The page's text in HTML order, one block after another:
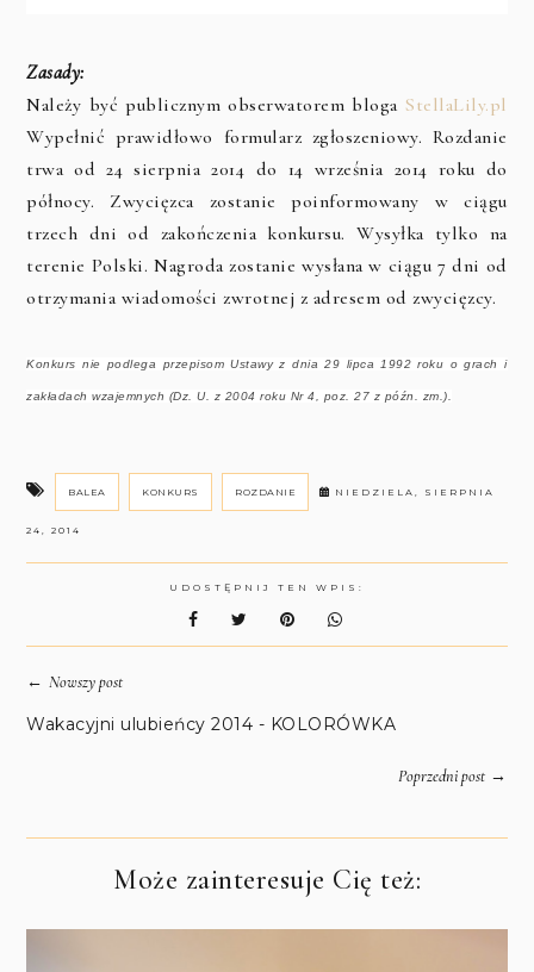
Zasady:
Należy być publicznym obserwatorem bloga StellaLily.pl
Wypełnić prawidłowo formularz zgłoszeniowy. Rozdanie
trwa od 24 sierpnia 2014 do 14 września 2014 roku do
północy. Zwycięzca zostanie poinformowany w ciągu
trzech dni od zakończenia konkursu. Wysyłka tylko na
terenie Polski. Nagroda zostanie wysłana w ciągu 7 dni od
otrzymania wiadomości zwrotnej z adresem od zwycięzcy.
Konkurs nie podlega przepisom Ustawy z dnia 29 lipca 1992 roku o grach i
zakładach wzajemnych (Dz. U. z 2004 roku Nr 4, poz. 27 z późn. zm.).
BALEA KONKURS ROZDANIE NIEDZIELA, SIERPNIA
24, 2014
UDOSTĘPNIJ TEN WPIS:
← Nowszy post
Wakacyjni ulubieńcy 2014 - KOLORÓWKA
Poprzedni post→
Może zainteresuje Cię też: